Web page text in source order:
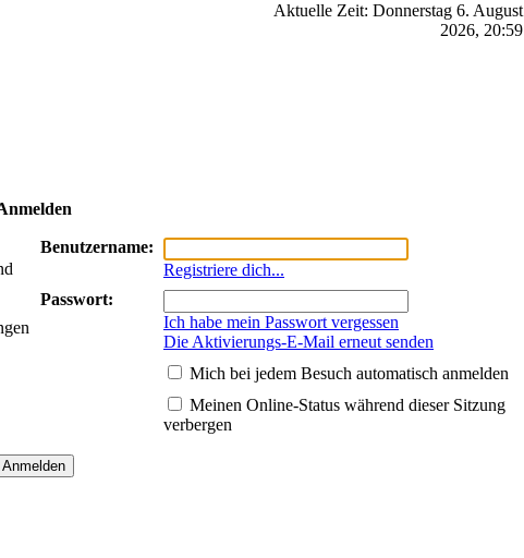
Aktuelle Zeit: Donnerstag 6. August
2026, 20:59
Benutzername:
Registriere dich...
Passwort:
Ich habe mein Passwort vergessen
Die Aktivierungs-E-Mail erneut senden
Mich bei jedem Besuch automatisch anmelden
Meinen Online-Status während dieser Sitzung
verbergen